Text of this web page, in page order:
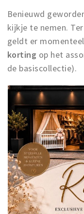
Benieuwd
kijkje te nemen.
geldt er
korting op het
de basiscollectie).